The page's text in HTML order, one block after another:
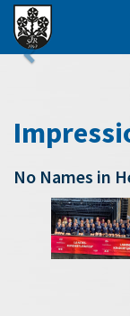
No Names in